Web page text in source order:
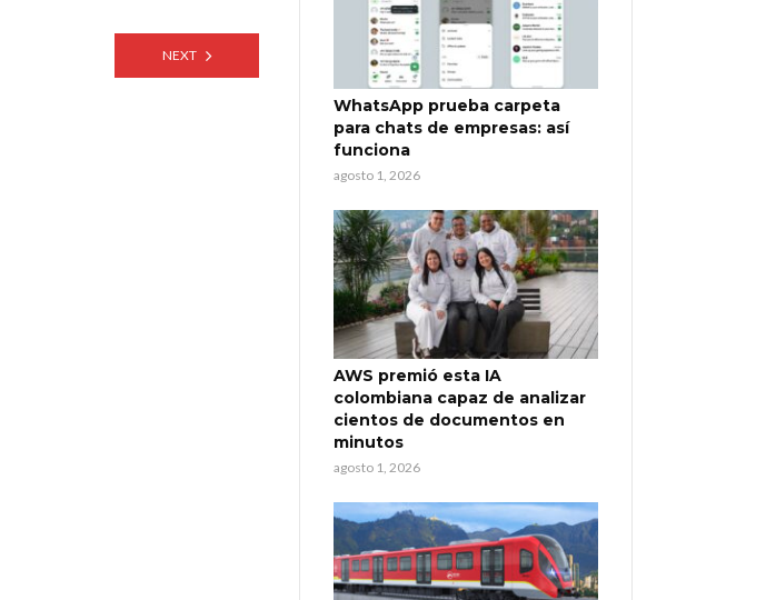
NEXT
WhatsApp prueba carpeta
para chats de empresas: así
funciona
agosto 1, 2026
AWS premió esta IA
colombiana capaz de analizar
cientos de documentos en
minutos
agosto 1, 2026